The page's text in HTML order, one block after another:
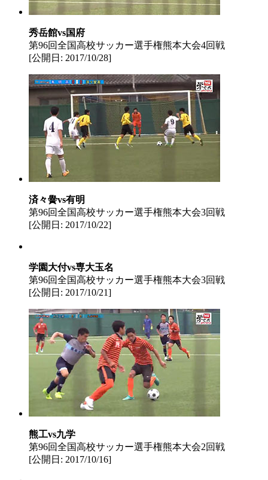
秀岳館vs国府
第96回全国高校サッカー選手権熊本大会4回戦
[公開日: 2017/10/28]
済々黌vs有明
第96回全国高校サッカー選手権熊本大会3回戦
[公開日: 2017/10/22]
学園大付vs専大玉名
第96回全国高校サッカー選手権熊本大会3回戦
[公開日: 2017/10/21]
熊工vs九学
第96回全国高校サッカー選手権熊本大会2回戦
[公開日: 2017/10/16]